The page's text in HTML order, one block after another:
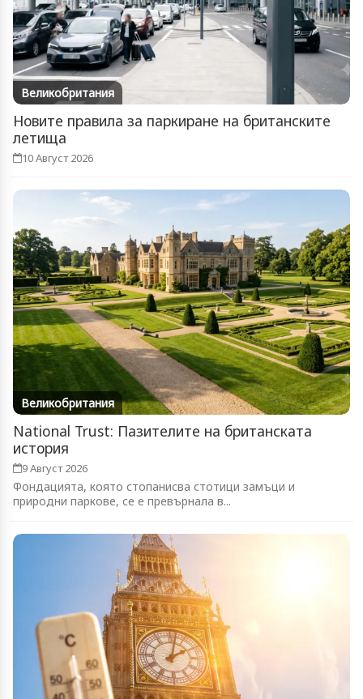
Великобритания
Новите правила за паркиране на британските
летища
10 Август 2026
Великобритания
National Trust: Пазителите на британската
история
9 Август 2026
Фондацията, която стопанисва стотици замъци и
природни паркове, се е превърнала в...